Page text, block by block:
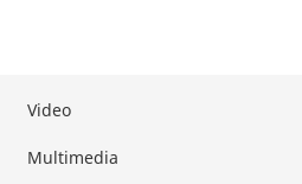
Video
Multimedia